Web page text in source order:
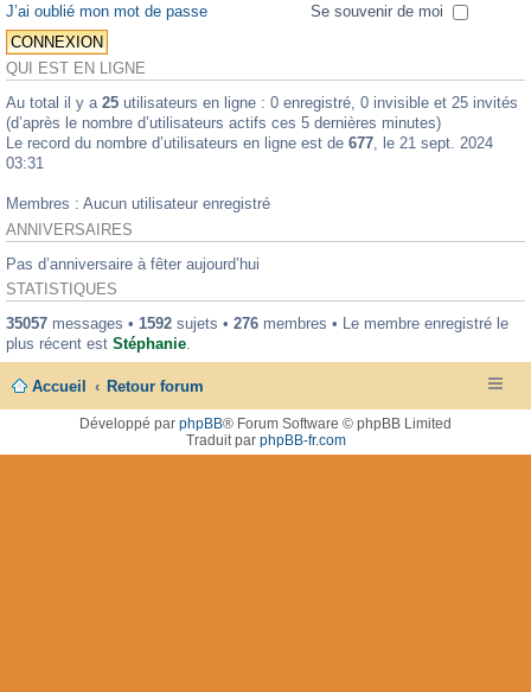
J’ai oublié mon mot de passe
Se souvenir de moi
QUI EST EN LIGNE
Au total il y a 25 utilisateurs en ligne : 0 enregistré, 0 invisible et 25 invités
(d’après le nombre d’utilisateurs actifs ces 5 dernières minutes)
Le record du nombre d’utilisateurs en ligne est de 677, le 21 sept. 2024
03:31
Membres : Aucun utilisateur enregistré
ANNIVERSAIRES
Pas d’anniversaire à fêter aujourd’hui
STATISTIQUES
35057 messages • 1592 sujets • 276 membres • Le membre enregistré le
plus récent est Stéphanie.
Accueil Retour forum
Développé par phpBB® Forum Software © phpBB Limited
Traduit par phpBB-fr.com